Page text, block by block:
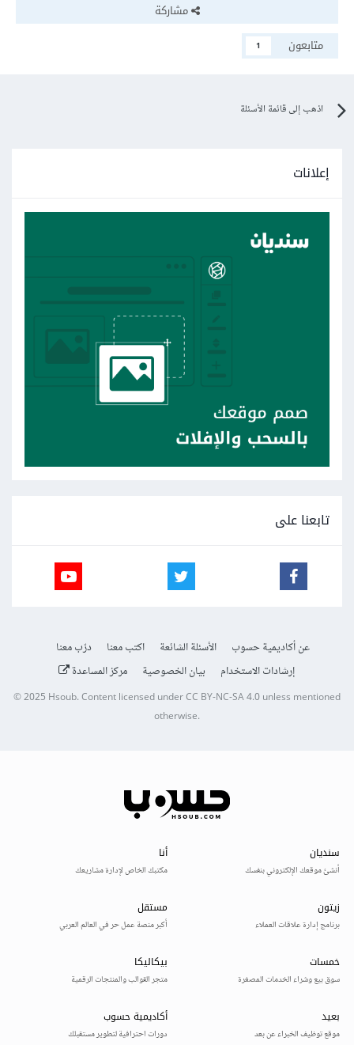
مشاركة
متابعون
1
اذهب إلى قائمة الأسئلة
إعلانات
تابعنا على
عن أكاديمية حسوب الأسئلة الشائعة اكتب معنا
درّب معنا
إرشادات الاستخدام
بيان الخصوصية مركز المساعدة
© 2025Hsoub.Content licensed underCC BY-NC-SA 4.0unless mentioned
otherwise.